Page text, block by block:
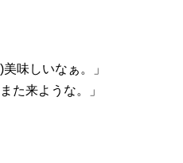
味しいなぁ。」
た来ような。」